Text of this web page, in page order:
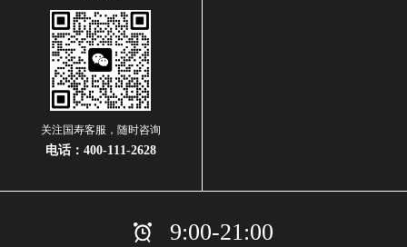
关注国寿客服，随时咨询
电话： 400-111-2628
9:00-21:00